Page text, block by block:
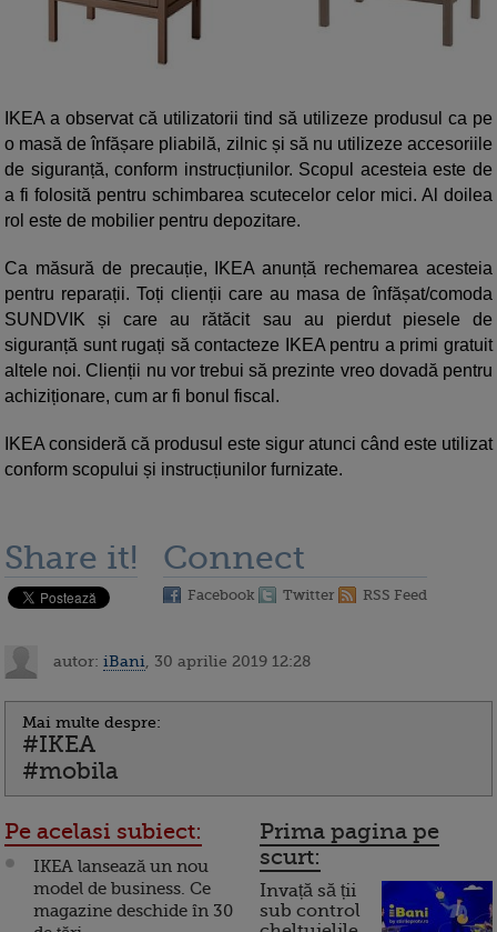
IKEA a observat că utilizatorii tind să utilizeze produsul ca pe
o masă de înfășare pliabilă, zilnic și să nu utilizeze accesoriile
de siguranță, conform instrucțiunilor. Scopul acesteia este de
a fi folosită pentru schimbarea scutecelor celor mici. Al doilea
rol este de mobilier pentru depozitare.
Ca măsură de precauție, IKEA anunță rechemarea acesteia
pentru reparații. Toți clienții care au masa de înfășat/comoda
SUNDVIK și care au rătăcit sau au pierdut piesele de
siguranță sunt rugați să contacteze IKEA pentru a primi gratuit
altele noi. Clienții nu vor trebui să prezinte vreo dovadă pentru
achiziționare, cum ar fi bonul fiscal.
IKEA consideră că produsul este sigur atunci când este utilizat
conform scopului și instrucțiunilor furnizate.
Share it! Connect
Facebook Twitter RSS Feed
autor: iBani , 30 aprilie 2019 12:28
Mai multe despre:
#IKEA
#mobila
Pe acelasi subiect:
IKEA lansează un nou
model de business. Ce
magazine deschide în 30
Prima pagina pe
scurt:
Invață să ții
sub control